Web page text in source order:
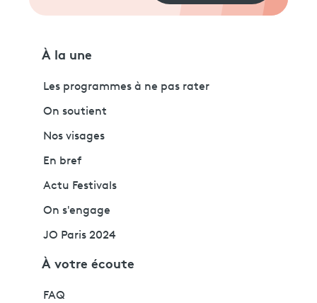
À la une
Les programmes à ne pas rater
On soutient
Nos visages
En bref
Actu Festivals
On s'engage
JO Paris 2024
À votre écoute
FAQ